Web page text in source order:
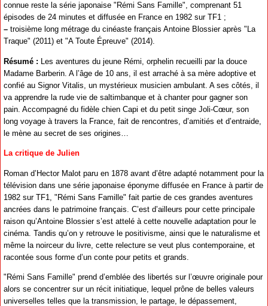
connue reste la série japonaise "Rémi Sans Famille", comprenant 51
épisodes de 24 minutes et diffusée en France en 1982 sur TF1 ;
– troisième long métrage du cinéaste français Antoine Blossier après "La
Traque" (2011) et "A Toute Épreuve" (2014).
Résumé : Les aventures du jeune Rémi, orphelin recueilli par la douce
Madame Barberin. A l’âge de 10 ans, il est arraché à sa mère adoptive et
confié au Signor Vitalis, un mystérieux musicien ambulant. A ses côtés, il
va apprendre la rude vie de saltimbanque et à chanter pour gagner son
pain. Accompagné du fidèle chien Capi et du petit singe Joli-Cœur, son
long voyage à travers la France, fait de rencontres, d’amitiés et d’entraide,
le mène au secret de ses origines…
La critique de Julien
Roman d’Hector Malot paru en 1878 avant d’être adapté notamment pour la
télévision dans une série japonaise éponyme diffusée en France à partir de
1982 sur TF1, "Rémi Sans Famille" fait partie de ces grandes aventures
ancrées dans le patrimoine français. C’est d’ailleurs pour cette principale
raison qu’Antoine Blossier s’est attelé à cette nouvelle adaptation pour le
cinéma. Tandis qu’on y retrouve le positivisme, ainsi que le naturalisme et
même la noirceur du livre, cette relecture se veut plus contemporaine, et
racontée sous forme d’un conte pour petits et grands.
"Rémi Sans Famille" prend d’emblée des libertés sur l’œuvre originale pour
alors se concentrer sur un récit initiatique, lequel prône de belles valeurs
universelles telles que la transmission, le partage, le dépassement,